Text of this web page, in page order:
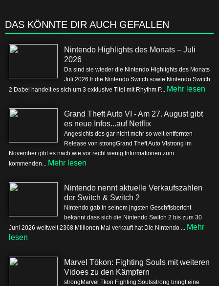
DAS KÖNNTE DIR AUCH GEFALLEN
Nintendo Highlights des Monats – Juli
2026
Da sind sie wieder die Nintendo Highlights des Monats
Juli 2026 fr die Nintendo Switch sowie Nintendo Switch
2 Dabei handelt es sich um 3 exklusive Titel mit Rhythm P... Mehr lesen
Grand Theft Auto VI - Am 27. August gibt
es neue Infos...auf Netflix
Angesichts des gar nicht mehr so weit entfernten
Release von strongGrand Theft Auto VIstrong im
November gibt es nach wie vor recht wenig Informationen zum
kommenden... Mehr lesen
Nintendo nennt aktuelle Verkaufszahlen
der Switch & Switch 2
Nintendo gab in seinem jngsten Geschftsbericht
bekannt dass sich die Nintendo Switch 2 bis zum 30
Juni 2026 weltweit 2368 Millionen Mal verkauft hat Die Nintendo ... Mehr
lesen
Marvel Tōkon: Fighting Souls mit weiteren
Vidoes zu den Kämpfern
strongMarvel Tkon Fighting Soulsstrong bringt eine